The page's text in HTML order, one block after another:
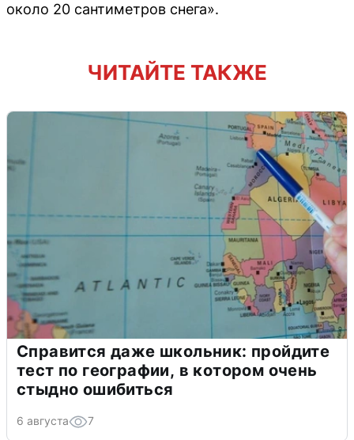
около 20 сантиметров снега».
ЧИТАЙТЕ ТАКЖЕ
Справится даже школьник: пройдите
тест по географии, в котором очень
стыдно ошибиться
6 августа 7